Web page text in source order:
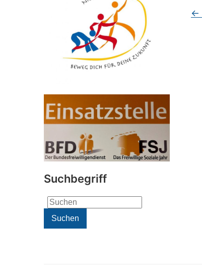
Suchbegriff
Search
for:Suchen
←